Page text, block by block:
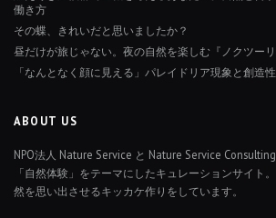
働き方
その蝶、きれいだと思いましたか？
昼だけが旅じゃない。夜の自然を楽しむ『ノクツー
「なんとなく顔に見える」パレイドリア現象と創造
ABOUT US
NPO法人 Nature Service と Nature Service
「自然体験」をテーマにしたキュレーションサイト
然を思い出させるキッカケ作りをしています。